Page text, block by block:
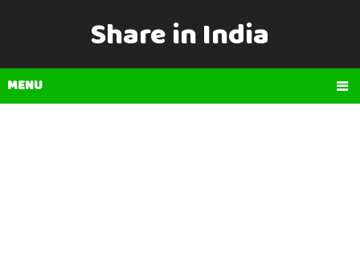
Share in India
MENU